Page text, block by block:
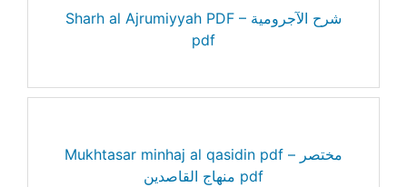
Sharh al Ajrumiyyah PDF – شرح الآجرومية
pdf
Mukhtasar minhaj al qasidin pdf – مختصر
منهاج القاصدين pdf